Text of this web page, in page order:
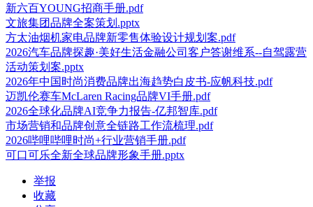
新六百YOUNG招商手册.pdf
文旅集团品牌全案策划.pptx
方太油烟机家电品牌新零售体验设计规划案.pdf
2026汽车品牌探趣·美好生活金融公司客户答谢维系--自驾露营
活动策划案.pptx
2026年中国时尚消费品牌出海趋势白皮书-应帆科技.pdf
迈凯伦赛车McLaren Racing品牌VI手册.pdf
2026全球化品牌AI竞争力报告-亿邦智库.pdf
市场营销和品牌创意全链路工作流梳理.pdf
2026哔哩哔哩时尚+行业营销手册.pdf
可口可乐全新全球品牌形象手册.pptx
举报
收藏